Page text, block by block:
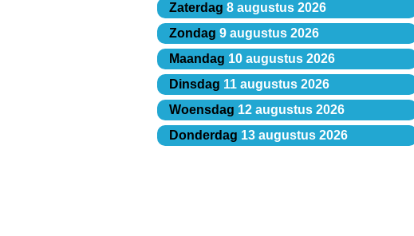
Zaterdag 8 augustus 2026
Zondag 9 augustus 2026
Maandag 10 augustus 2026
Dinsdag 11 augustus 2026
Woensdag 12 augustus 2026
Donderdag 13 augustus 2026